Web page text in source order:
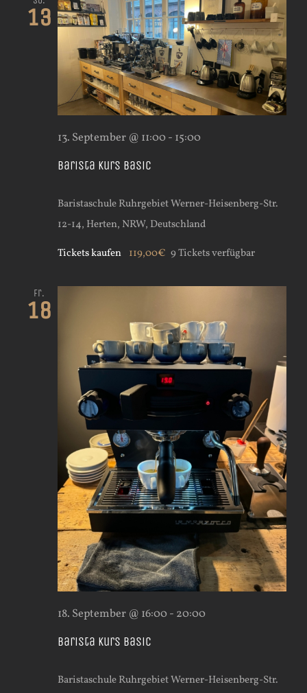
13
Barista Kurs Basic
13. September @ 11:00- 15:00
Baristaschule RuhrgebietWerner-Heisenberg-Str.
12-14, Herten, NRW, Deutschland
Tickets kaufen 119,00€ 9 Tickets verfügbar
Fr.
18
Barista Kurs Basic
18. September @ 16:00- 20:00
Baristaschule RuhrgebietWerner-Heisenberg-Str.